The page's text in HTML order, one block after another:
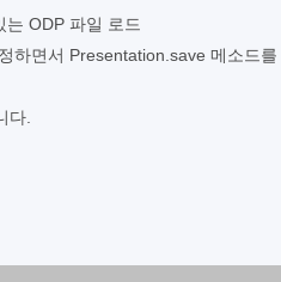
ODP 파일 로드
하면서 Presentation.save 메소드를
다.